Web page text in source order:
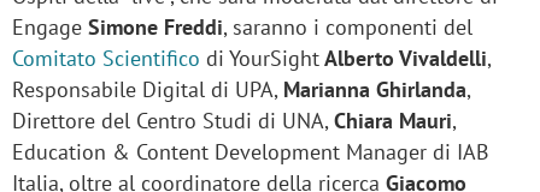
Engage Simone Freddi, saranno i componenti del
Comitato Scientifico di YourSightAlberto Vivaldelli,
Responsabile Digital di UPA, Marianna Ghirlanda,
Direttore del Centro Studi di UNA,Chiara Mauri,
Education & Content Development Manager di IAB
Italia, oltre al coordinatore della ricerca Giacomo